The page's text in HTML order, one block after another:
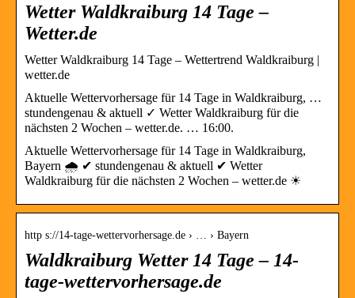
Wetter Waldkraiburg 14 Tage –
Wetter.de
Wetter Waldkraiburg 14 Tage – Wettertrend Waldkraiburg |
wetter.de
Aktuelle Wettervorhersage für 14 Tage in Waldkraiburg, …
stundengenau & aktuell ✓ Wetter Waldkraiburg für die
nächsten 2 Wochen – wetter.de. … 16:00.
Aktuelle Wettervorhersage für 14 Tage in Waldkraiburg,
Bayern 🌧️ ✔ stundengenau & aktuell ✔ Wetter
Waldkraiburg für die nächsten 2 Wochen – wetter.de ☀
http s://14-tage-wettervorhersage.de › … › Bayern
Waldkraiburg Wetter 14 Tage – 14-
tage-wettervorhersage.de